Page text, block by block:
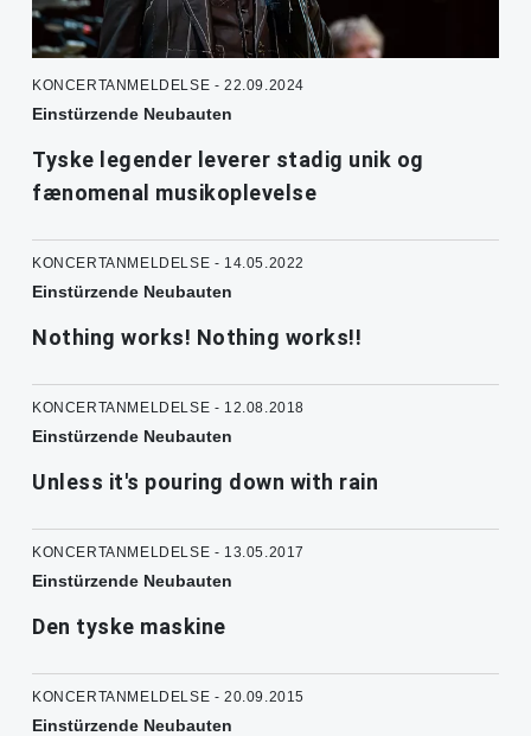
KONCERTANMELDELSE - 22.09.2024
Einstürzende Neubauten
Tyske legender leverer stadig unik og
fænomenal musikoplevelse
KONCERTANMELDELSE - 14.05.2022
Einstürzende Neubauten
Nothing works! Nothing works!!
KONCERTANMELDELSE - 12.08.2018
Einstürzende Neubauten
Unless it's pouring down with rain
KONCERTANMELDELSE - 13.05.2017
Einstürzende Neubauten
Den tyske maskine
KONCERTANMELDELSE - 20.09.2015
Einstürzende Neubauten